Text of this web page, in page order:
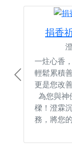
捐香
一炷心香
輕鬆累積
更是您改
為您與神
樑！澄霖
務，將您
Previous